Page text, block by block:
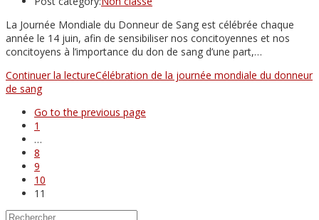
La Journée Mondiale du Donneur de Sang est célébrée chaque
année le 14 juin, afin de sensibiliser nos concitoyennes et nos
concitoyens à l’importance du don de sang d’une part,…
Continuer la lectureCélébration de la journée mondiale du donneur
de sang
Go to the previous page
1
…
8
9
10
11